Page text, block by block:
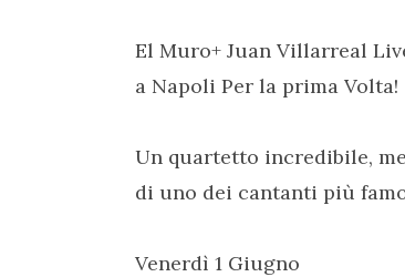
El Muro+ Juan Villarreal
a Napoli Per la prima Volta!
Un quartetto incredibile,
di uno dei cantanti più
Venerdì 1 Giugno